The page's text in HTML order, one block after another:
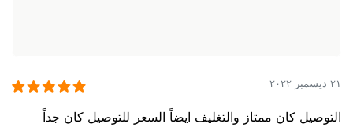
٢١ ديسمبر ٢٠٢٢
التوصيل كان ممتاز والتغليف ايضاً السعر للتوصيل كان جداً